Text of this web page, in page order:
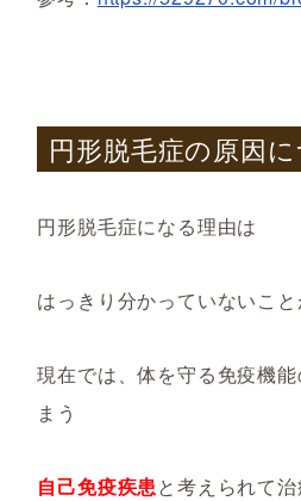
円形脱毛症の原因
円形脱毛症になる理由は
はっきり分かっていないこ
現在では、体を守る免疫機
まう
自己免疫疾患と考えられて